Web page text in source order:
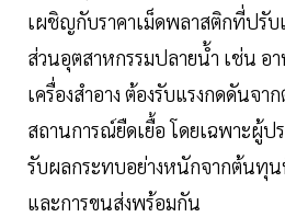
เผชิญกับราคาเม็ดพลาสติกที่ปรั
ส่วนอุตสาหกรรมปลายน้ำ เช่น อ
เครื่องสำอาง ต้องรับแรงกดดันจ
สถานการณ์ยืดเยื้อ โดยเฉพาะผู้ป
รับผลกระทบอย่างหนักจากต้นทุ
และการขนส่งพร้อมกัน